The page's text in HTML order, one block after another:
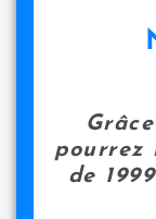
pourrez
de